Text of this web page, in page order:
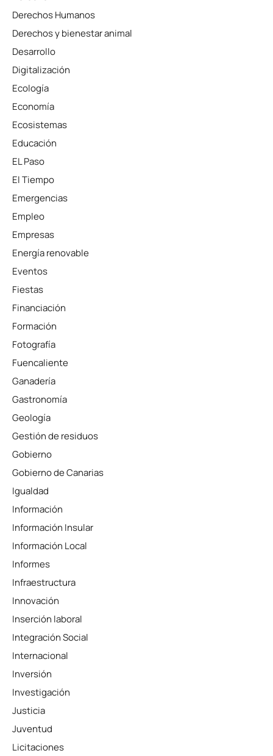
Derechos Humanos
Derechos y bienestar animal
Desarrollo
Digitalización
Ecología
Economía
Ecosistemas
Educación
EL Paso
El Tiempo
Emergencias
Empleo
Empresas
Energía renovable
Eventos
Fiestas
Financiación
Formación
Fotografía
Fuencaliente
Ganadería
Gastronomía
Geología
Gestión de residuos
Gobierno
Gobierno de Canarias
Igualdad
Información
Información Insular
Información Local
Informes
Infraestructura
Innovación
Inserción laboral
Integración Social
Internacional
Inversión
Investigación
Justicia
Juventud
Licitaciones